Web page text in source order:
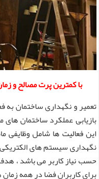
با کمترین پرت مصالح و
تعمیر و نگهداری ساختمان به
بازیابی عملکرد ساختمان
این فعالیت ها شامل وظایفی
نگهداری سیستم های
حسب نیاز کاربر می باشد ،
برای کاربران فضا در همه